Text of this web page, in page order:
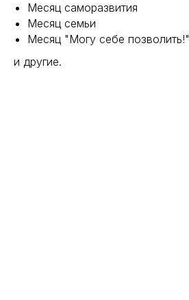
Месяц саморазвития
Месяц семьи
Месяц "Могу себе позволить!"
и другие.